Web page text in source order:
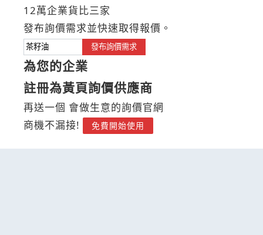
12萬企業貨比三家
發布詢價需求並快速取得報價。
發布詢價需求
為您的企業
註冊為黃頁詢價供應商
再送一個 會做生意的詢價官網
商機不漏接!
免費開始使用